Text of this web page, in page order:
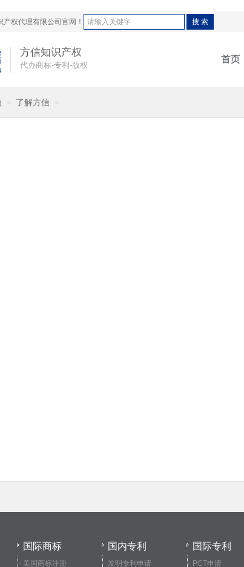
权代理有限公司官网！
方信知识产权
代办商标-专利-版权
首页
> 了解方信 >
国际商标
美国商标注册
国内专利
发明专利申请
国际专利
PCT申请